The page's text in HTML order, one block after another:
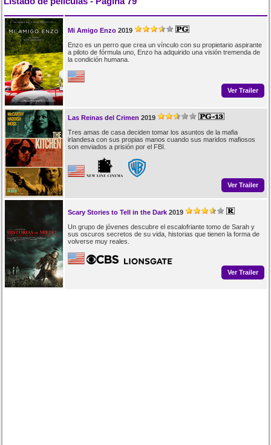
Mi Amigo Enzo 2019
Enzo es un perro que crea un vínculo con su propietario aspirante
a piloto de fórmula uno, Enzo ha adquirido una visión tremenda de
la condición humana.
Ver Trailer
Las Reinas del Crimen 2019
Tres amas de casa deciden tomar los asuntos de la mafia
irlandesa con sus propias manos cuando sus maridos mafiosos
son enviados a prisión por el FBI.
Ver Trailer
Scary Stories to Tell in the Dark 2019
Un grupo de jóvenes descubre el escalofriante tomo de Sarah y
sus oscuros secretos de su vida, historias que tienen la forma de
volverse muy reales.
Ver Trailer